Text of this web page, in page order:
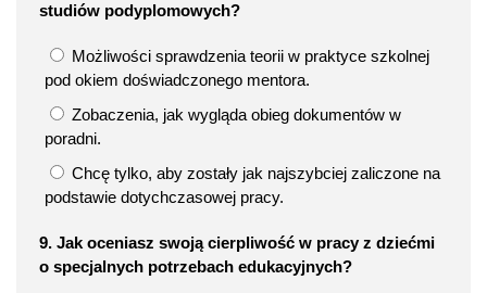
studiów podyplomowych?
Możliwości sprawdzenia teorii w praktyce szkolnej
pod okiem doświadczonego mentora.
Zobaczenia, jak wygląda obieg dokumentów w
poradni.
Chcę tylko, aby zostały jak najszybciej zaliczone na
podstawie dotychczasowej pracy.
9. Jak oceniasz swoją cierpliwość w pracy z dziećmi
o specjalnych potrzebach edukacyjnych?